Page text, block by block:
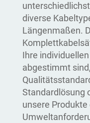
diverse
Längenmaßen.
Ihre
abgestimmt
Standardlösung
unsere